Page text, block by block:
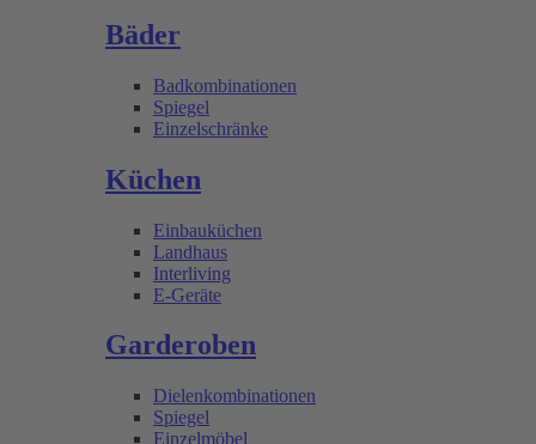
Bäder
Badkombinationen
Spiegel
Einzelschränke
Küchen
Einbauküchen
Landhaus
Interliving
E-Geräte
Garderoben
Dielenkombinationen
Spiegel
Einzelmöbel